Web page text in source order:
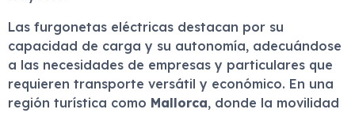
Las furgonetas eléctricas destacan por su
capacidad de carga y su autonomía, adecuándose
a las necesidades de empresas y particulares que
requieren transporte versátil y económico. En una
región turística como Mallorca, donde la movilidad